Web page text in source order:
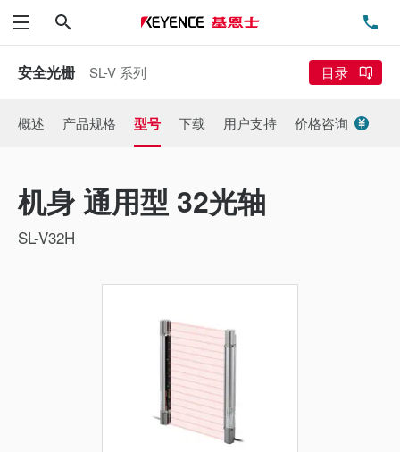
菜单
安全光栅 SL-V 系列 目录
概述 产品规格 型号 下载 用户支持 价格咨询
机身 通用型 32光轴
SL-V32H